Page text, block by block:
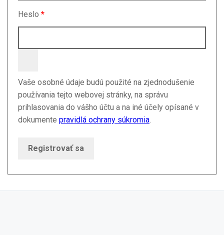
Heslo *
Vaše osobné údaje budú použité na zjednodušenie
používania tejto webovej stránky, na správu
prihlasovania do vášho účtu a na iné účely opísané v
dokumente pravidlá ochrany súkromia
Registrovať sa